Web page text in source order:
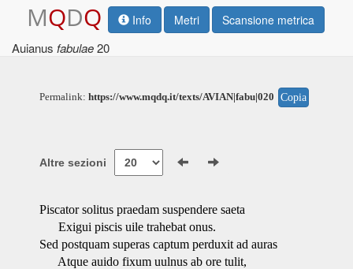
MQDQ Info Metri Scansione metrica
Auianus fabulae20
Permalink: https://www.mqdq.it/texts/AVIAN|fabu|020 Copia
Altre sezioni
Piscator solitus praedam suspendere saeta
Exigui piscis uile trahebat onus.
Sed postquam superas captum perduxit ad auras
Atque auido fixum uulnus ab ore tulit,